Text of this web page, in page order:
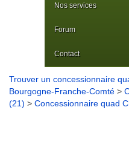
Nos services
Forum
Contact
Trouver un concessionnaire
Bourgogne-Franche-Comté >
(21) > Concessionnaire quad